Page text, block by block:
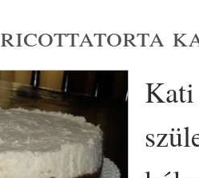
ricottatorta